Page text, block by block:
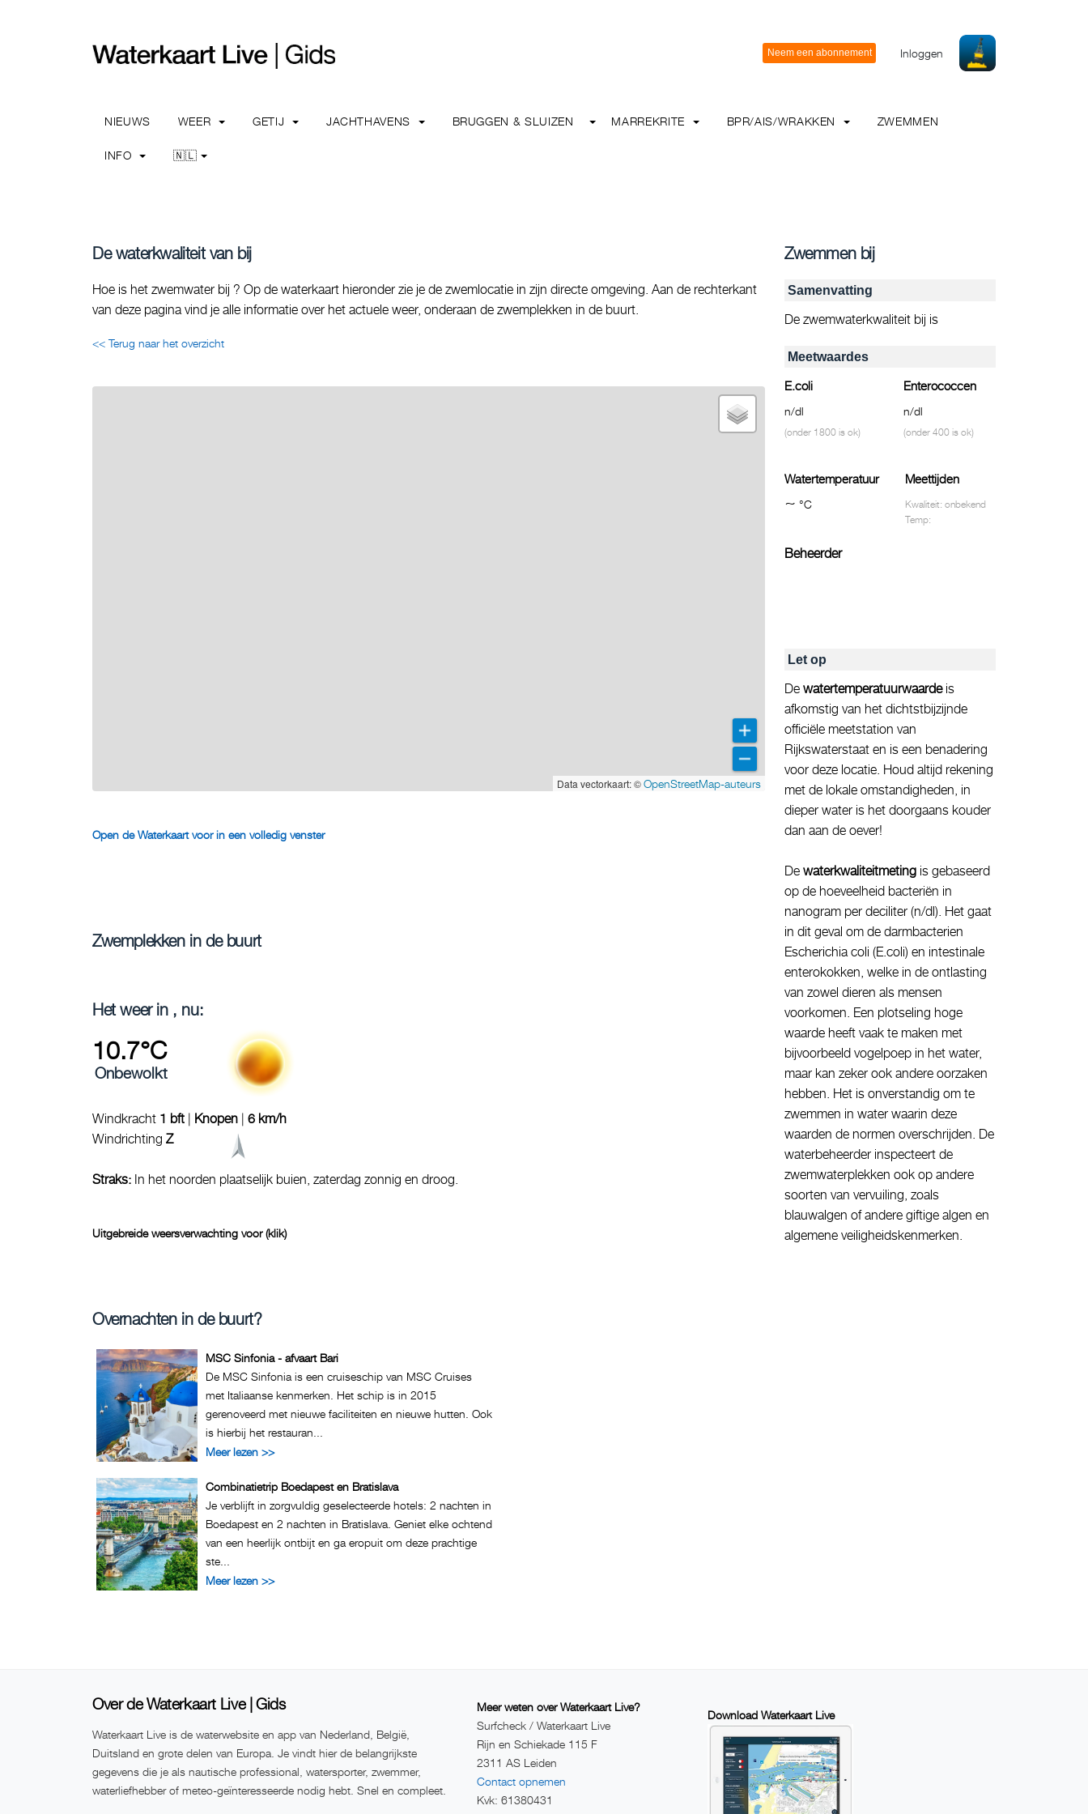
Inloggen
NIEUWS WEER GETIJ JACHTHAVENS BRUGGEN & SLUIZEN MARREKRITE BPR/AIS/WRAKKEN ZWEMMEN
INFO 🇳🇱
De waterkwaliteit van bij
Hoe is het zwemwater bij ? Op de waterkaart hieronder zie je de zwemlocatie in zijn directe omgeving. Aan de rechterkant
van deze pagina vind je alle informatie over het actuele weer, onderaan de zwemplekken in de buurt.
<< Terug naar het overzicht
Data vectorkaart: ©OpenStreetMap-auteurs
Open de Waterkaart voor in een volledig venster
Zwemplekken in de buurt
Het weer in , nu:
10.7°C
Onbewolkt
Windkracht 1 bft | Knopen | 6 km/h
Windrichting Z
Straks: In het noorden plaatselijk buien, zaterdag zonnig en droog.
Uitgebreide weersverwachting voor (klik)
Overnachten in de buurt?
MSC Sinfonia - afvaart Bari
De MSC Sinfonia is een cruiseschip van MSC Cruises
met Italiaanse kenmerken. Het schip is in 2015
gerenoveerd met nieuwe faciliteiten en nieuwe hutten. Ook
is hierbij het restauran...
Meer lezen >>
Combinatietrip Boedapest en Bratislava
Je verblijft in zorgvuldig geselecteerde hotels: 2 nachten in
Boedapest en 2 nachten in Bratislava. Geniet elke ochtend
van een heerlijk ontbijt en ga eropuit om deze prachtige
ste...
Meer lezen >>
Zwemmen bij
Samenvatting
De zwemwaterkwaliteit bij is
Meetwaardes
E.coli
n/dl
(onder 1800 is ok)
Enterococcen
n/dl
(onder 400 is ok)
Watertemperatuur
~ °C
Meettijden
Kwaliteit: onbekend
Temp:
Beheerder
Let op
De watertemperatuurwaardeis
afkomstig van het dichtstbijzijnde
officiële meetstation van
Rijkswaterstaat en is een benadering
voor deze locatie. Houd altijd rekening
met de lokale omstandigheden, in
dieper water is het doorgaans kouder
dan aan de oever!
De waterkwaliteitmeting is gebaseerd
op de hoeveelheid bacteriën in
nanogram per deciliter (n/dl). Het gaat
in dit geval om de darmbacterien
Escherichia coli (E.coli) en intestinale
enterokokken, welke in de ontlasting
van zowel dieren als mensen
voorkomen. Een plotseling hoge
waarde heeft vaak te maken met
bijvoorbeeld vogelpoep in het water,
maar kan zeker ook andere oorzaken
hebben. Het is onverstandig om te
zwemmen in water waarin deze
waarden de normen overschrijden. De
waterbeheerder inspecteert de
zwemwaterplekken ook op andere
soorten van vervuiling, zoals
blauwalgen of andere giftige algen en
algemene veiligheidskenmerken.
Over de Waterkaart Live | Gids
Waterkaart Live is de waterwebsite en app van Nederland, België,
Duitsland en grote delen van Europa. Je vindt hier de belangrijkste
gegevens die je als nautische professional, watersporter, zwemmer,
waterliefhebber of meteo-geïnteresseerde nodig hebt. Snel en compleet.
Meer weten over Waterkaart Live?
Surfcheck / Waterkaart Live
Rijn en Schiekade 115 F
2311 AS Leiden
Contact opnemen
Kvk: 61380431
Download Waterkaart Live